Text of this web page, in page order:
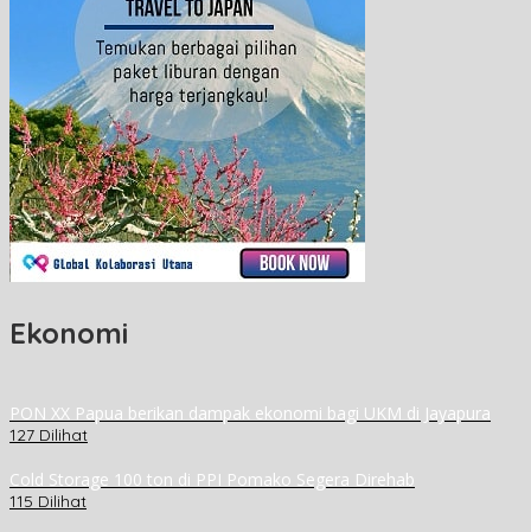
Ekonomi
PON XX Papua berikan dampak ekonomi bagi UKM di Jayapura
127 Dilihat
Cold Storage 100 ton di PPI Pomako Segera Direhab
115 Dilihat